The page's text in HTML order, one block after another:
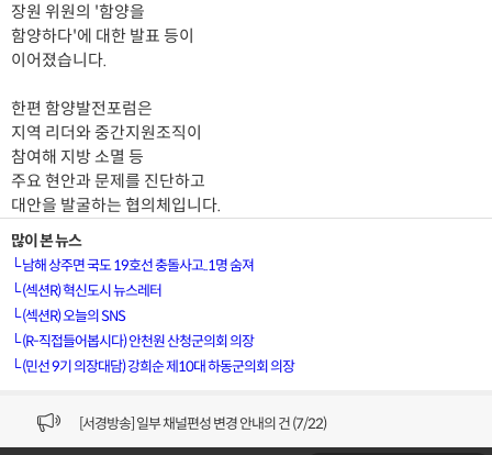
장원 위원의 '함양을
함양하다'에 대한 발표 등이
이어졌습니다.
한편 함양발전포럼은
지역 리더와 중간지원조직이
참여해 지방 소멸 등
주요 현안과 문제를 진단하고
대안을 발굴하는 협의체입니다.
많이 본 뉴스
└남해 상주면 국도 19호선 충돌사고..1명 숨져
└(섹션R) 혁신도시 뉴스레터
└(섹션R) 오늘의 SNS
└(R-직접들어봅시다) 안천원 산청군의회 의장
└(민선 9기 의장대담) 강희순 제10대 하동군의회 의장
[VOD공지] 청춘초이스 이용금액 변경 안내
[서경방송] 일부 채널편성 변경 안내의 건 (7/22)